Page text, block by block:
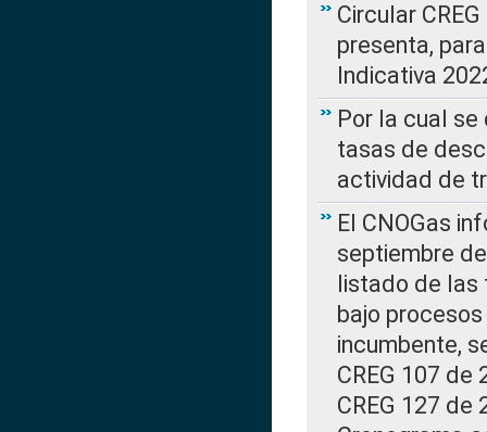
Circular
presenta,
Indicativa
Por la cual
tasas de
actividad de
El CNOGas
septiembre
listado de las
bajo
incumbente,
CREG 107
CREG 127 de